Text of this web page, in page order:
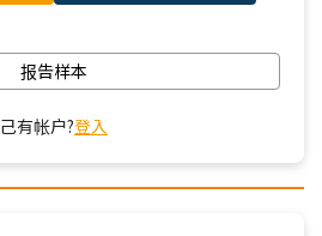
报告样本
己有帐户?登入